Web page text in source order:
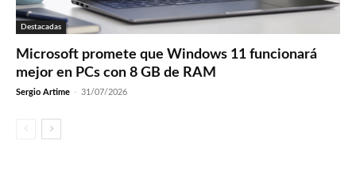
Destacadas
Microsoft promete que Windows 11 funcionará
mejor en PCs con 8 GB de RAM
Sergio Artime - 31/07/2026